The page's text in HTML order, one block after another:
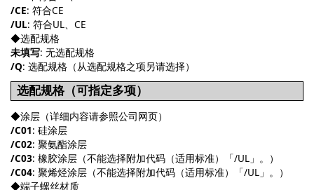
/CE: 符合CE
/UL: 符合UL、CE
◆选配规格
未填写: 无选配规格
/Q: 选配规格（从选配规格之项另请选择）
选配规格（可指定多项）
◆涂层（详细内容请参照公司网页）
/C01: 硅涂层
/C02: 聚氨酯涂层
/C03: 橡胶涂层（不能选择附加代码（适用标准）「/UL」。）
/C04: 聚烯烃涂层（不能选择附加代码（适用标准）「/UL」。）
◆端子螺丝材质